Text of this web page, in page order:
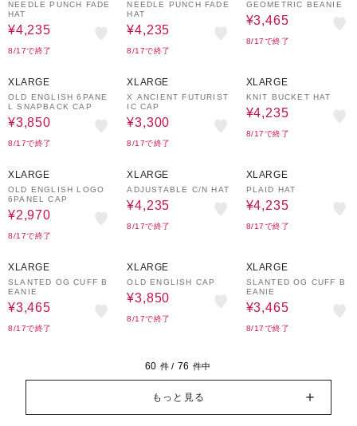
NEEDLE PUNCH FADE
HAT
¥4,235
8/17で終了
NEEDLE PUNCH FADE
HAT
¥4,235
8/17で終了
GEOMETRIC BEANIE
¥3,465
8/17で終了
XLARGE
OLD ENGLISH 6PANE
L SNAPBACK CAP
¥3,850
8/17で終了
XLARGE
X ANCIENT FUTURIST
IC CAP
¥3,300
8/17で終了
XLARGE
KNIT BUCKET HAT
¥4,235
8/17で終了
XLARGE
OLD ENGLISH LOGO
6PANEL CAP
¥2,970
8/17で終了
XLARGE
ADJUSTABLE C/N HAT
¥4,235
8/17で終了
XLARGE
PLAID HAT
¥4,235
8/17で終了
XLARGE
SLANTED OG CUFF B
EANIE
¥3,465
8/17で終了
XLARGE
OLD ENGLISH CAP
¥3,850
8/17で終了
XLARGE
SLANTED OG CUFF B
EANIE
¥3,465
8/17で終了
60 件 / 76 件中
もっと見る